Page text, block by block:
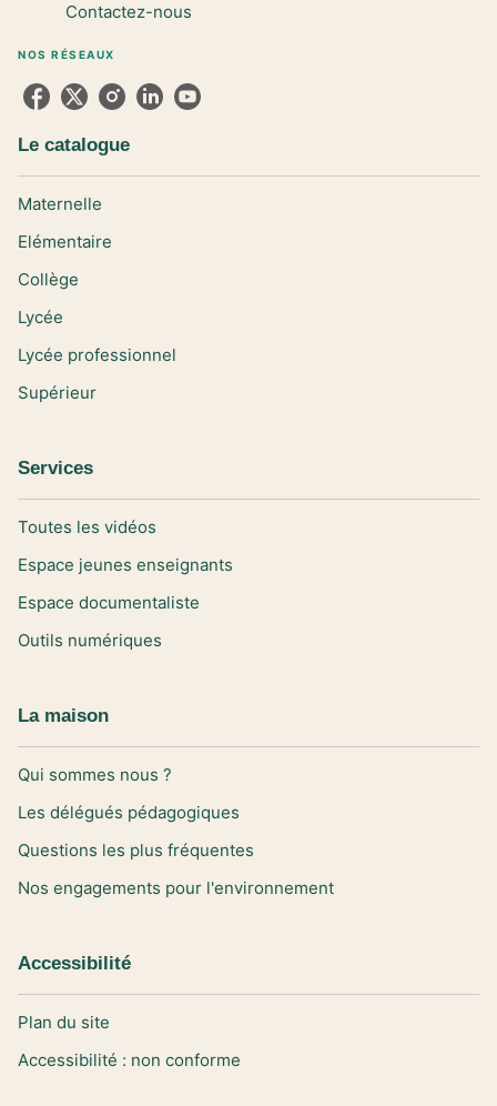
Contactez-nous
NOS RÉSEAUX
Le catalogue
Maternelle
Elémentaire
Collège
Lycée
Lycée professionnel
Supérieur
Services
Toutes les vidéos
Espace jeunes enseignants
Espace documentaliste
Outils numériques
La maison
Qui sommes nous ?
Les délégués pédagogiques
Questions les plus fréquentes
Nos engagements pour l'environnement
Accessibilité
Plan du site
Accessibilité : non conforme